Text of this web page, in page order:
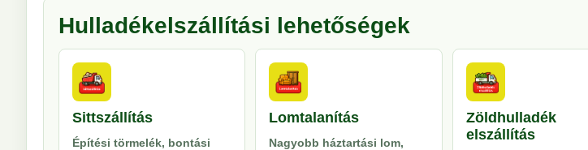
Hulladékelszállítási lehetőségek
Sittszállítás
Építési törmelék, bontási
Lomtalanítás
Nagyobb háztartási lom,
Zöldhulladék
elszállítás